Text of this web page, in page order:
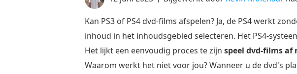
Kan PS3 of PS4 dvd-films afspelen? Ja, de PS4 werkt
inhoud in het inhoudsgebied selecteren. Het PS4-
Het lijkt een eenvoudig proces te zijn speel dvd-films af
Waarom werkt het niet voor jou? Wanneer u de dvd's